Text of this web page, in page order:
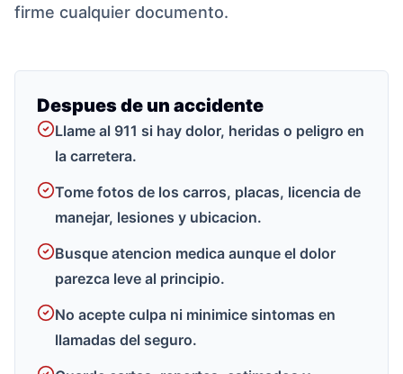
firme cualquier documento.
Despues de un accidente
Llame al 911 si hay dolor, heridas o peligro en
la carretera.
Tome fotos de los carros, placas, licencia de
manejar, lesiones y ubicacion.
Busque atencion medica aunque el dolor
parezca leve al principio.
No acepte culpa ni minimice sintomas en
llamadas del seguro.